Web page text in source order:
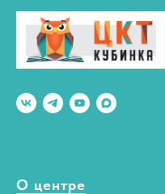
О центре